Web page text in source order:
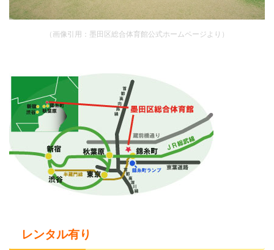
（画像引用：墨田区総合体育館公式ホームページより）
レンタル有り